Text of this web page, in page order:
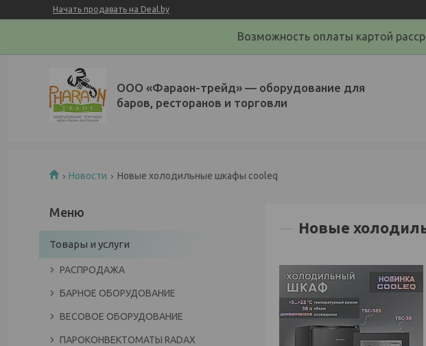
Начать продавать на Deal.by
Возможность оплаты картой
ООО «Фараон-трейд»‎ — оборудование для
баров, ресторанов и торговли
Новости Новые холодильные шкафы cooleq
Новые
Товары и услуги
РАСПРОДАЖА
БАРНОЕ ОБОРУДОВАНИЕ
ВЕСОВОЕ ОБОРУДОВАНИЕ
ПАРОКОНВЕКТОМАТЫ RADAX